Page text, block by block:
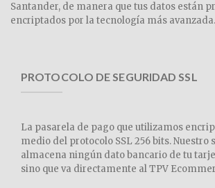
Santander, de manera que tus datos están
encriptados por la tecnología más avanzada.
PROTOCOLO DE SEGURIDAD SSL
La pasarela de pago que utilizamos
medio del protocolo SSL 256 bits. Nuestro
almacena ningún dato bancario de tu
sino que va directamente al TPV